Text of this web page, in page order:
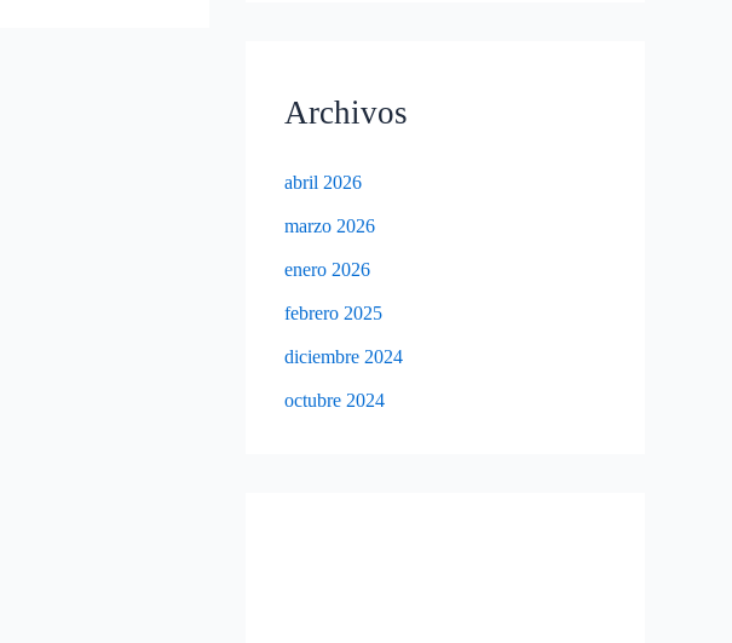
Archivos
abril 2026
marzo 2026
enero 2026
febrero 2025
diciembre 2024
octubre 2024